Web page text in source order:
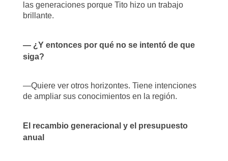
las generaciones porque Tito hizo un trabajo
brillante.
— ¿Y entonces por qué no se intentó de que
siga?
—Quiere ver otros horizontes. Tiene intenciones
de ampliar sus conocimientos en la región.
El recambio generacional y el presupuesto
anual